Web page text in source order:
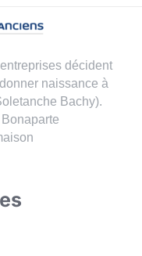
décident
naissance à
Bachy).